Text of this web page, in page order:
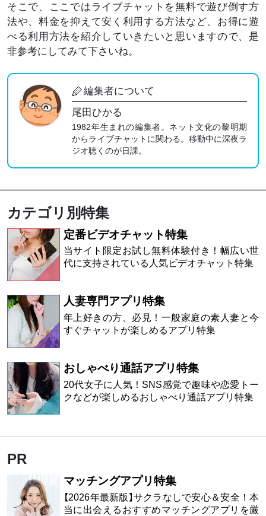
そこで、ここではライブチャットを無料で遊び倒す方
法や、料金を抑えて安く利用する方法など、お得に遊
べる利用方法を紹介していきたいと思いますので、是
非参考にしてみて下さいね。
編集者について
尾田ひかる
1982年生まれの編集者。ネット文化の黎明期
からライブチャットに関わる。移動中に深夜ラ
ジオ聴くのが日課。
カテゴリ別特集
定番ビデオチャット特集
当サイト限定お試し無料体験付き！幅広い世
代に支持されている人気ビデオチャット特集
人妻専門アプリ特集
年上好きの方、必見！一般家庭の素人妻と今
すぐチャットが楽しめるアプリ特集
おしゃべり通話アプリ特集
20代女子に人気！SNS感覚で趣味や恋愛トー
クなどが楽しめるおしゃべり通話アプリ特集
PR
マッチングアプリ特集
【2026年最新版】サクラなしで安心＆安全！本
当に出会えるおすすめマッチングアプリを厳